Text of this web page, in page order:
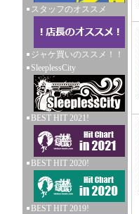
スタッフのオススメ
ジャケ買いのススメ！！
SleeplessCity
BEST HIT 2021!
BEST HIT 2020!
BEST HIT 2019!